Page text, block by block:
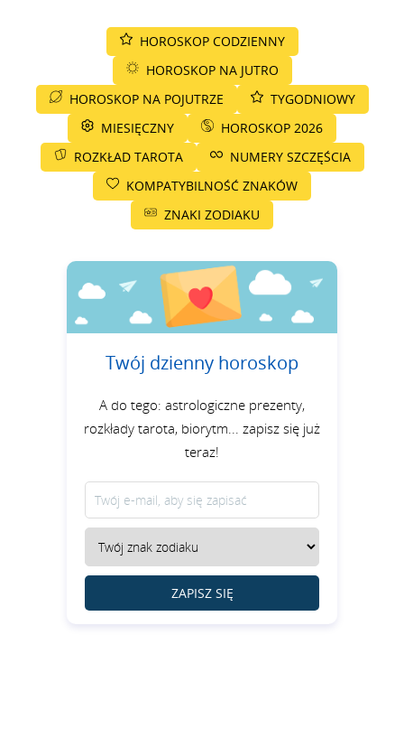
HOROSKOP CODZIENNY
HOROSKOP NA JUTRO
HOROSKOP NA POJUTRZE
TYGODNIOWY
MIESIĘCZNY
HOROSKOP 2026
ROZKŁAD TAROTA
NUMERY SZCZĘŚCIA
KOMPATYBILNOŚĆ ZNAKÓW
ZNAKI ZODIAKU
Twój dzienny horoskop
A do tego: astrologiczne prezenty,
rozkłady tarota, biorytm... zapisz się już
teraz!
ZAPISZ SIĘ